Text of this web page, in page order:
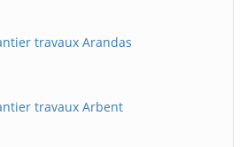
travaux Arandas
travaux Arbent